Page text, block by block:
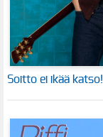
Soitto ei ikää katso!